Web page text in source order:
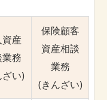
産
務
い)
保険顧客
資産相談
業務
(きんざい)